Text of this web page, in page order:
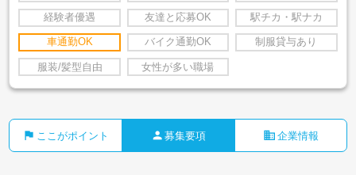
経験者優遇 友達と応募OK 駅チカ・駅ナカ
車通勤OK バイク通勤OK 制服貸与あり
服装/髪型自由 女性が多い職場
flag ここがポイント person 募集要項 business 企業情報